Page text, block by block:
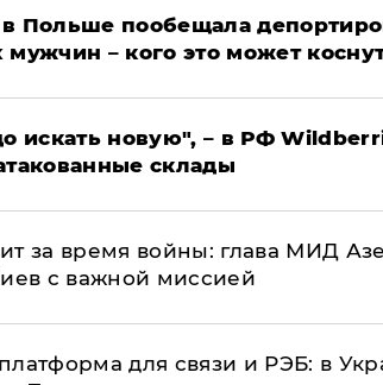
Польше пообещала
мужчин – кого это может
искать новую", – в РФ
склады
за время войны: глава МИД
с важной миссией
для связи и РЭБ: в